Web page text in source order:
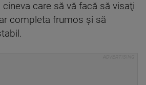
cineva care să vă facă să visaţi
completa frumos şi să